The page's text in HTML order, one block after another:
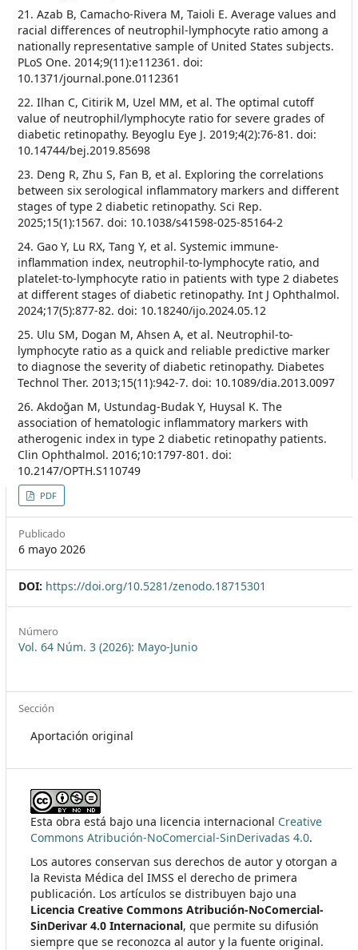
21. Azab B, Camacho-Rivera M, Taioli E. Average values and
racial differences of neutrophil-lymphocyte ratio among a
nationally representative sample of United States subjects.
PLoS One. 2014;9(11):e112361. doi:
10.1371/journal.pone.0112361
22. Ilhan C, Citirik M, Uzel MM, et al. The optimal cutoff
value of neutrophil/lymphocyte ratio for severe grades of
diabetic retinopathy. Beyoglu Eye J. 2019;4(2):76-81. doi:
10.14744/bej.2019.85698
23. Deng R, Zhu S, Fan B, et al. Exploring the correlations
between six serological inflammatory markers and different
stages of type 2 diabetic retinopathy. Sci Rep.
2025;15(1):1567. doi: 10.1038/s41598-025-85164-2
24. Gao Y, Lu RX, Tang Y, et al. Systemic immune-
inflammation index, neutrophil-to-lymphocyte ratio, and
platelet-to-lymphocyte ratio in patients with type 2 diabetes
at different stages of diabetic retinopathy. Int J Ophthalmol.
2024;17(5):877-82. doi: 10.18240/ijo.2024.05.12
25. Ulu SM, Dogan M, Ahsen A, et al. Neutrophil-to-
lymphocyte ratio as a quick and reliable predictive marker
to diagnose the severity of diabetic retinopathy. Diabetes
Technol Ther. 2013;15(11):942-7. doi: 10.1089/dia.2013.0097
26. Akdoğan M, Ustundag-Budak Y, Huysal K. The
association of hematologic inflammatory markers with
atherogenic index in type 2 diabetic retinopathy patients.
Clin Ophthalmol. 2016;10:1797-801. doi:
10.2147/OPTH.S110749
PDF
Publicado
6 mayo 2026
DOI: https://doi.org/10.5281/zenodo.18715301
Número
Vol. 64 Núm. 3 (2026): Mayo-Junio
Sección
Aportación original
Esta obra está bajo una licencia internacional Creative
Commons Atribución-NoComercial-SinDerivadas 4.0.
Los autores conservan sus derechos de autor y otorgan a
la Revista Médica del IMSS el derecho de primera
publicación. Los artículos se distribuyen bajo una
Licencia Creative Commons Atribución-NoComercial-
SinDerivar 4.0 Internacional, que permite su difusión
siempre que se reconozca al autor y la fuente original.